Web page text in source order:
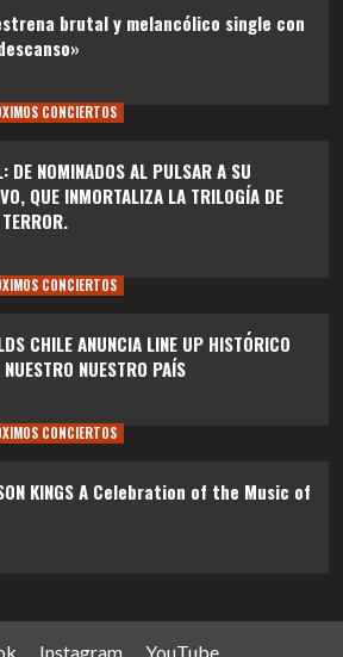
brutal y melancólico single con
CONCIERTOS
DE NOMINADOS AL PULSAR A SU
QUE INMORTALIZA LA TRILOGÍA DE
CONCIERTOS
CHILE ANUNCIA LINE UP HISTÓRICO
NUESTRO PAÍS
CONCIERTOS
KINGS A Celebration of the Music of
Instagram YouTube